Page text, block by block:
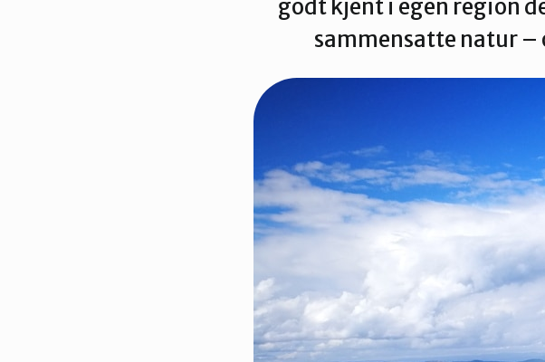
Verdal
godt kjent i egen region
sammensatte natur –